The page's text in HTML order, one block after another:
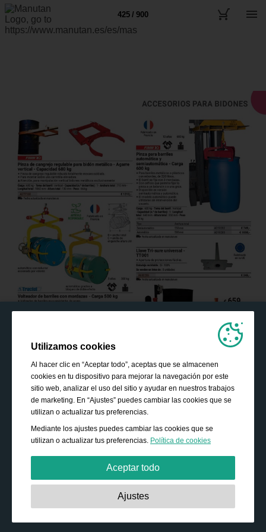
425 / 900
Utilizamos cookies
Al hacer clic en “Aceptar todo”, aceptas que se almacenen
cookies en tu dispositivo para mejorar la navegación por este
sitio web, analizar el uso del sitio y ayudar en nuestros trabajos
de marketing. En “Ajustes” puedes cambiar las cookies que se
utilizan o actualizar tus preferencias.
Mediante los ajustes puedes cambiar las cookies que se
utilizan o actualizar tus preferencias. Política de cookies
Aceptar todo
Estrictamente necesarias:
para habilitar funciones básicas como la navegación, la
Ajustes